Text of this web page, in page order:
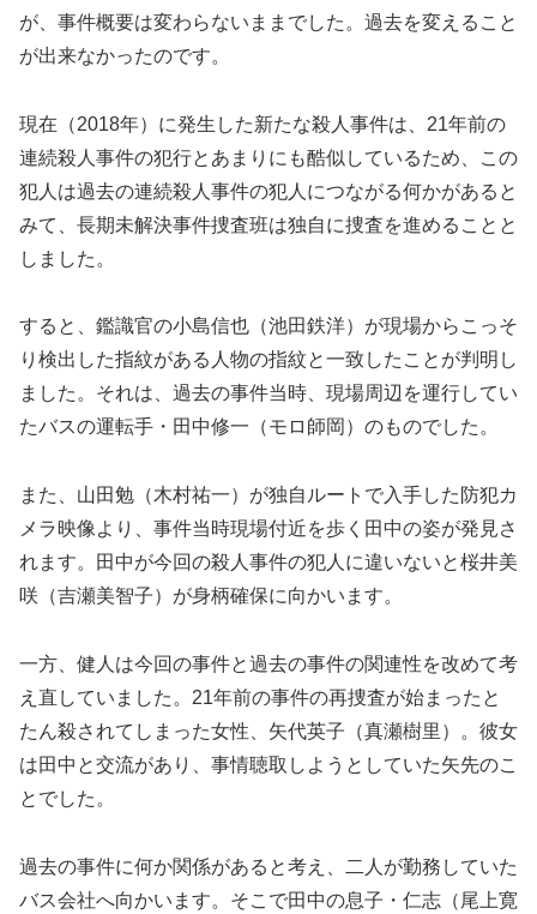
が、事件概要は変わらないままでした。過去を変えること
が出来なかったのです。
現在（2018年）に発生した新たな殺人事件は、21年前の
連続殺人事件の犯行とあまりにも酷似しているため、この
犯人は過去の連続殺人事件の犯人につながる何かがあると
みて、長期未解決事件捜査班は独自に捜査を進めることと
しました。
すると、鑑識官の小島信也（池田鉄洋）が現場からこっそ
り検出した指紋がある人物の指紋と一致したことが判明し
ました。それは、過去の事件当時、現場周辺を運行してい
たバスの運転手・田中修一（モロ師岡）のものでした。
また、山田勉（木村祐一）が独自ルートで入手した防犯カ
メラ映像より、事件当時現場付近を歩く田中の姿が発見さ
れます。田中が今回の殺人事件の犯人に違いないと桜井美
咲（吉瀬美智子）が身柄確保に向かいます。
一方、健人は今回の事件と過去の事件の関連性を改めて考
え直していました。21年前の事件の再捜査が始まったと
たん殺されてしまった女性、矢代英子（真瀬樹里）。彼女
は田中と交流があり、事情聴取しようとしていた矢先のこ
とでした。
過去の事件に何か関係があると考え、二人が勤務していた
バス会社へ向かいます。そこで田中の息子・仁志（尾上寛